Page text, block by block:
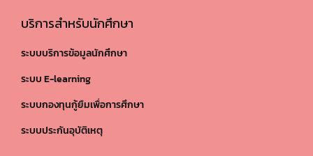
บริการสำหรับนักศึกษา
ระบบบริการข้อมูลนักศึกษา
ระบบ E-learning
ระบบกองทุนกู้ยืมเพื่อการศึกษา
ระบบประกันอุบัติเหตุ